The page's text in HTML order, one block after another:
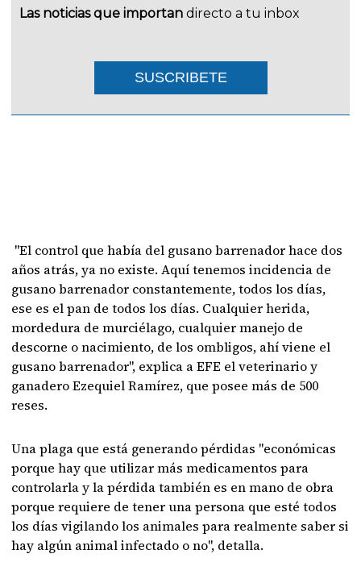
Las noticias que importan directo a tu inbox
SUSCRIBETE
"El control que había del gusano barrenador hace dos
años atrás, ya no existe. Aquí tenemos incidencia de
gusano barrenador constantemente, todos los días,
ese es el pan de todos los días. Cualquier herida,
mordedura de murciélago, cualquier manejo de
descorne o nacimiento, de los ombligos, ahí viene el
gusano barrenador", explica a EFE el veterinario y
ganadero Ezequiel Ramírez, que posee más de 500
reses.
Una plaga que está generando pérdidas "económicas
porque hay que utilizar más medicamentos para
controlarla y la pérdida también es en mano de obra
porque requiere de tener una persona que esté todos
los días vigilando los animales para realmente saber si
hay algún animal infectado o no", detalla.